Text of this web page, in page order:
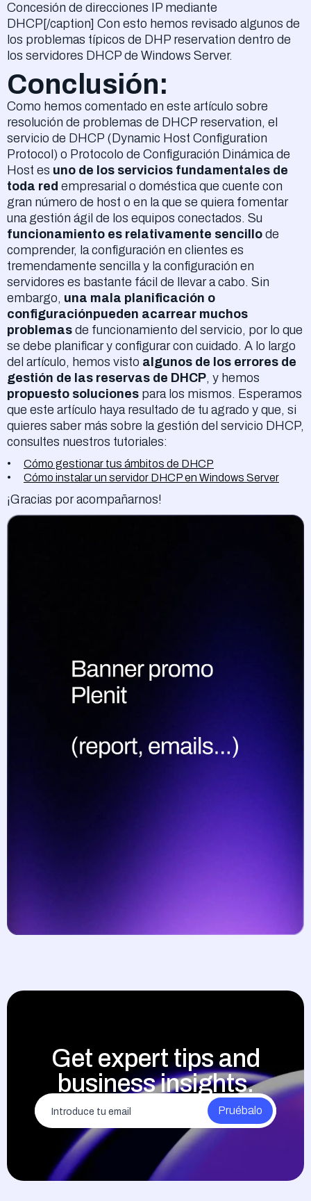
Concesión de direcciones IP mediante
DHCP[/caption] Con esto hemos revisado algunos de
los problemas típicos de DHP reservation dentro de
los servidores DHCP de Windows Server.
Conclusión:
Como hemos comentado en este artículo sobre
resolución de problemas de DHCP reservation, el
servicio de DHCP (Dynamic Host Configuration
Protocol) o Protocolo de Configuración Dinámica de
Host es uno de los servicios fundamentales de
toda red empresarial o doméstica que cuente con
gran número de host o en la que se quiera fomentar
una gestión ágil de los equipos conectados. Su
funcionamiento es relativamente sencillo de
comprender, la configuración en clientes es
tremendamente sencilla y la configuración en
servidores es bastante fácil de llevar a cabo. Sin
embargo, una mala planificación o
configuraciónpueden acarrear muchos
problemas de funcionamiento del servicio, por lo que
se debe planificar y configurar con cuidado. A lo largo
del artículo, hemos visto algunos de los errores de
gestión de las reservas de DHCP, y hemos
propuesto soluciones para los mismos. Esperamos
que este artículo haya resultado de tu agrado y que, si
quieres saber más sobre la gestión del servicio DHCP,
consultes nuestros tutoriales:
Cómo gestionar tus ámbitos de DHCP
Cómo instalar un servidor DHCP en Windows Server
¡Gracias por acompañarnos!
Get expert tips and
business insights.